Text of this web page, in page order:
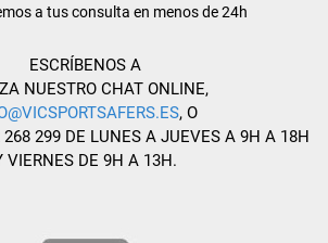
a tus consulta en menos de 24h
ESCRÍBENOS A
NUESTRO CHAT ONLINE,
, O
299 DE LUNES A JUEVES A 9H A 18H
VIERNES DE 9H A 13H.